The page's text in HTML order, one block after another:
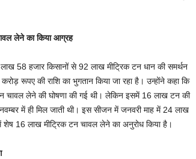
लेने का किया आग्रह
58 हजार किसानों से 92 लाख मीट्रिक टन धान की समर्थन
रूपए की राशि का भुगतान किया जा रहा है। उन्होंने कहा कि
चावल लेने की घोषणा की गई थी। लेकिन इसमें 16 लाख टन की
में ही मिल जाती थी। इस सीजन में जनवरी माह में 24 लाख
शेष 16 लाख मीट्रिक टन चावल लेने का अनुरोध किया है।